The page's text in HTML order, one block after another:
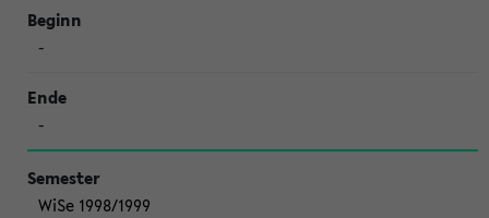
-
-
WiSe 1998/1999